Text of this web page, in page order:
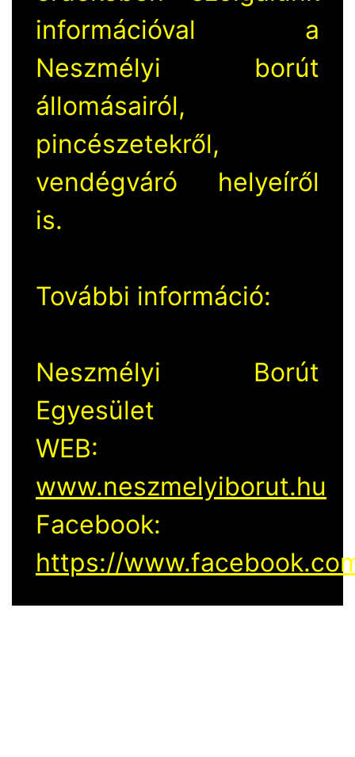
információval a
Neszmélyi borút
állomásairól,
pincészetekről,
vendégváró helyeíről
is.
További információ:
Neszmélyi Borút
Egyesület
WEB:
www.neszmelyiborut.hu
Facebook:
https://